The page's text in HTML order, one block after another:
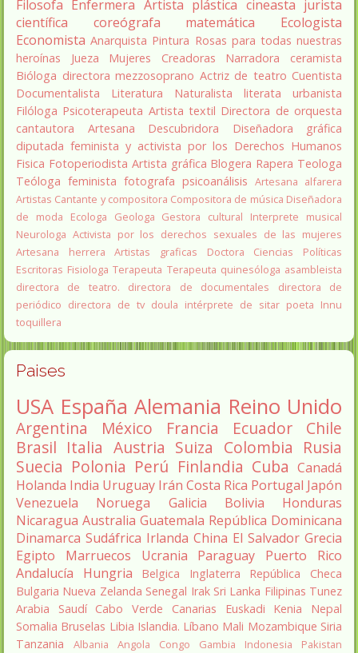
Filosofa Enfermera Artista plástica cineasta jurista
científica
coreógrafa matemática
Ecologista
Economista Anarquista Pintura Rosas para todas nuestras
heroínas
Jueza Mujeres Creadoras Narradora
ceramista
Bióloga directora mezzosoprano Actriz de teatro Cuentista
Documentalista
Literatura Naturalista literata
urbanista
Filóloga Psicoterapeuta Artista textil Directora de orquesta
cantautora
Artesana Descubridora
Diseñadora gráfica
diputada feminista y activista por los Derechos Humanos
Fisica Fotoperiodista Artista gráfica Blogera Rapera Teologa
Teóloga feminista fotografa psicoanálisis Artesana alfarera
Artistas Cantante y compositora Compositora de música Diseñadora
de moda
Ecologa Geologa Gestora cultural
Interprete musical
Neurologa Activista por los derechos sexuales de las mujeres
Artesana herrera
Artistas graficas
Doctora Ciencias Políticas
Escritoras Fisiologa Terapeuta Terapeuta quinesóloga asambleista
directora de teatro.
directora de documentales
directora de
periódico directora de tv doula intérprete de sitar poeta Innu
toquillera
Paises
USA España Alemania Reino Unido
Argentina México Francia Ecuador
Chile
Brasil Italia Austria Suiza Colombia Rusia
Suecia Polonia Perú Finlandia Cuba Canadá
Holanda India Uruguay Irán Costa Rica Portugal Japón
Venezuela
Noruega Galicia Bolivia
Honduras
Nicaragua Australia Guatemala República Dominicana
Dinamarca Sudáfrica Irlanda China El Salvador Grecia
Egipto
Marruecos Ucrania Paraguay
Puerto Rico
Andalucía
Hungria Belgica Inglaterra
República Checa
Bulgaria Nueva Zelanda Senegal Irak Sri Lanka Filipinas Tunez
Arabia Saudí Cabo Verde Canarias Euskadi Kenia
Nepal
Somalia Bruselas Libia Islandia. Líbano Mali Mozambique Siria
Tanzania
Albania Angola Congo Gambia Indonesia
Pakistan